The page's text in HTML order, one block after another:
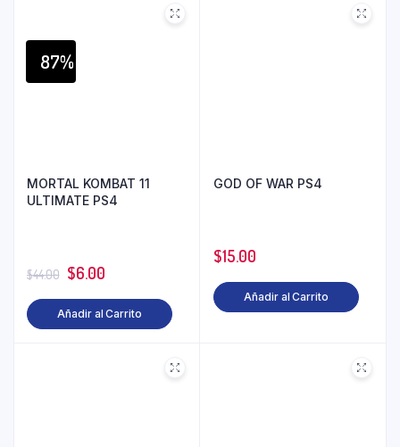
87%
MORTAL KOMBAT 11
ULTIMATE PS4
$44.00 $6.00
Añadir al Carrito
GOD OF WAR PS4
$15.00
Añadir al Carrito